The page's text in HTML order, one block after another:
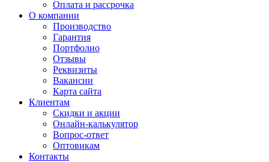
Оплата и рассрочка
О компании
Производство
Гарантия
Портфолио
Отзывы
Реквизиты
Вакансии
Карта сайта
Клиентам
Скидки и акции
Онлайн-калькулятор
Вопрос-ответ
Оптовикам
Контакты